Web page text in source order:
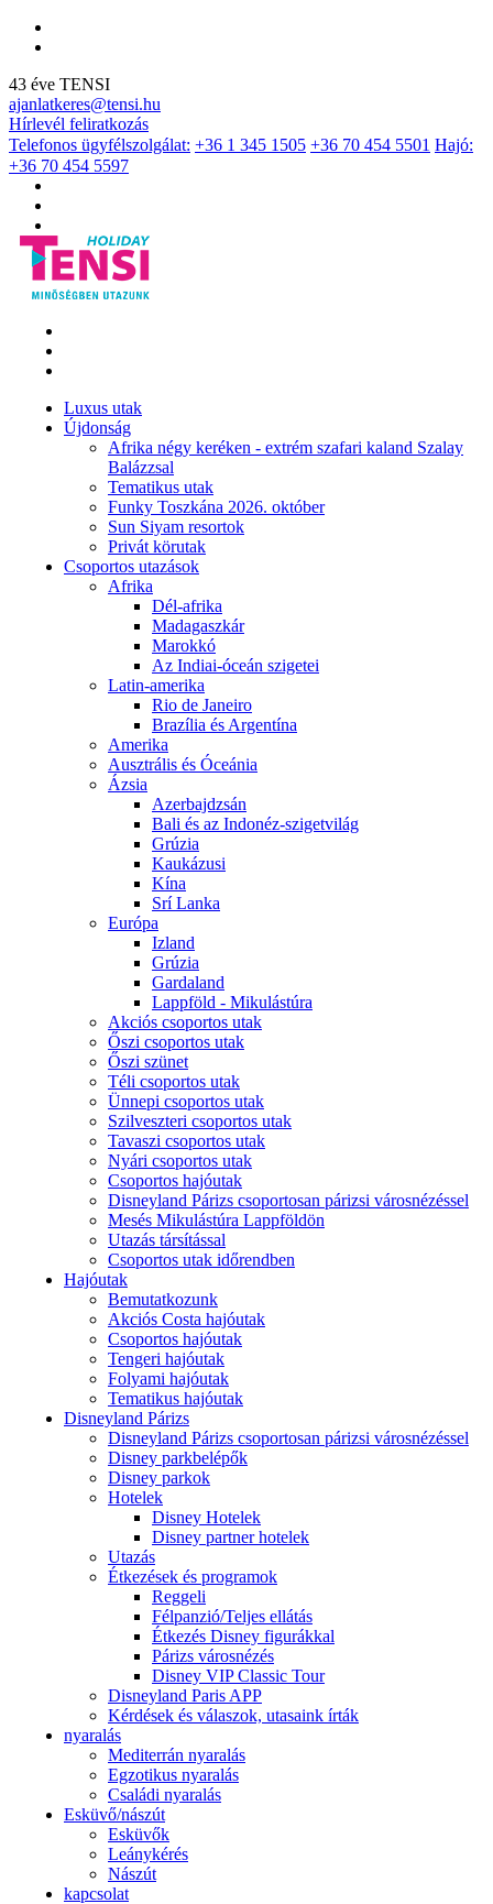
43 éve TENSI
ajanlatkeres@tensi.hu
Hírlevél feliratkozás
Telefonos ügyfélszolgálat: +36 1 345 1505 +36 70 454 5501 Hajó:
+36 70 454 5597
Luxus utak
Újdonság
Afrika négy keréken - extrém szafari kaland Szalay
Balázzsal
Tematikus utak
Funky Toszkána 2026. október
Sun Siyam resortok
Privát körutak
Csoportos utazások
Afrika
Dél-afrika
Madagaszkár
Marokkó
Az Indiai-óceán szigetei
Latin-amerika
Rio de Janeiro
Brazília és Argentína
Amerika
Ausztrális és Óceánia
Ázsia
Azerbajdzsán
Bali és az Indonéz-szigetvilág
Grúzia
Kaukázusi
Kína
Srí Lanka
Európa
Izland
Grúzia
Gardaland
Lappföld - Mikulástúra
Akciós csoportos utak
Őszi csoportos utak
Őszi szünet
Téli csoportos utak
Ünnepi csoportos utak
Szilveszteri csoportos utak
Tavaszi csoportos utak
Nyári csoportos utak
Csoportos hajóutak
Disneyland Párizs csoportosan párizsi városnézéssel
Mesés Mikulástúra Lappföldön
Utazás társítással
Csoportos utak időrendben
Hajóutak
Bemutatkozunk
Akciós Costa hajóutak
Csoportos hajóutak
Tengeri hajóutak
Folyami hajóutak
Tematikus hajóutak
Disneyland Párizs
Disneyland Párizs csoportosan párizsi városnézéssel
Disney parkbelépők
Disney parkok
Hotelek
Disney Hotelek
Disney partner hotelek
Utazás
Étkezések és programok
Reggeli
Félpanzió/Teljes ellátás
Étkezés Disney figurákkal
Párizs városnézés
Disney VIP Classic Tour
Disneyland Paris APP
Kérdések és válaszok, utasaink írták
nyaralás
Mediterrán nyaralás
Egzotikus nyaralás
Családi nyaralás
Esküvő/nászút
Esküvők
Leánykérés
Nászút
kapcsolat